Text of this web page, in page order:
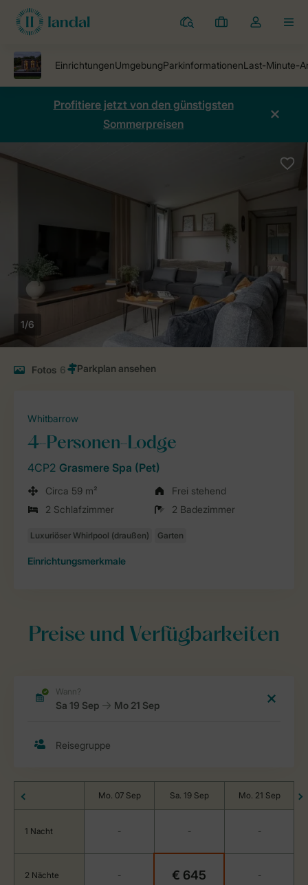
Ferienparks
Meine
Dropdown-
öffnen
Profitiere jetzt von den günstigsten
Sommerpreisen
1/6
Fotos 6
Whitbarrow
4-Personen-Lodge
4CP2 Grasmere Spa (Pet)
Circa 59 m²
Frei stehend
2 Schlafzimmer
2 Badezimmer
Einrichtungsmerkmale
Preise und Verfügbarkeiten
Mo. 07 Sep Sa. 19 Sep Mo. 21 Sep
1 Nacht - - -
2 Nächte - € 645 -